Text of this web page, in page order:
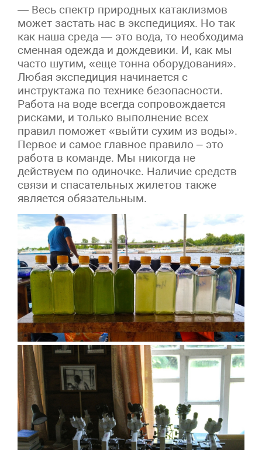
— Весь спектр природных катаклизмов
может застать нас в экспедициях. Но так
как наша среда — это вода, то необходима
сменная одежда и дождевики. И, как мы
часто шутим, «еще тонна оборудования».
Любая экспедиция начинается с
инструктажа по технике безопасности.
Работа на воде всегда сопровождается
рисками, и только выполнение всех
правил поможет «выйти сухим из воды».
Первое и самое главное правило – это
работа в команде. Мы никогда не
действуем по одиночке. Наличие средств
связи и спасательных жилетов также
является обязательным.